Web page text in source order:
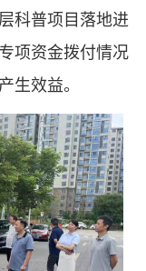
科普项目落地进
项资金拨付情况
生效益。